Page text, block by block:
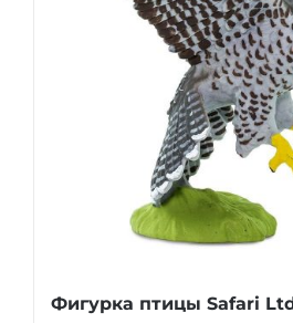
Фигурка птицы Safari